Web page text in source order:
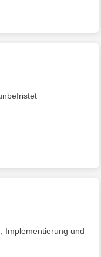
Implementierung und